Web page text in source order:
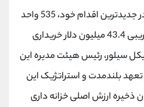
دیگر را به ارزش تقریبی 43.4 میلیون دلار خریداری
سیلور، رئیس هیئت مدیره این
بلندمدت و استراتژیک این
ذخیره ارزش اصلی خزانه داری
021-22021030
90001030
@alireza.mehrabii
@alirezamehrabi_com